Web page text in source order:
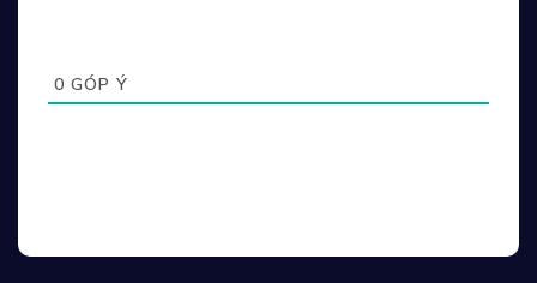
0 GÓP Ý